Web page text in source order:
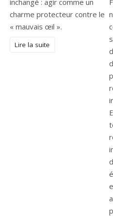
inchangé : agir comme un
charme protecteur contre le
« mauvais œil ».
Lire la suite